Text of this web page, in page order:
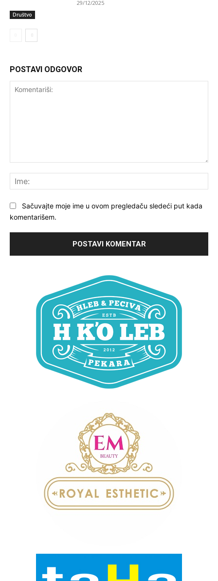
Društvo
29/12/2025
POSTAVI ODGOVOR
Sačuvajte moje ime u ovom pregledaču sledeći put kada
komentarišem.